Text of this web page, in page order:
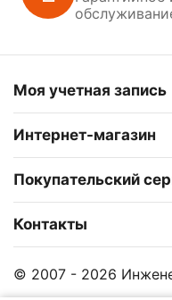
Моя учетная запись
Интернет-магазин
Покупательский
Контакты
© 2007 - 2026